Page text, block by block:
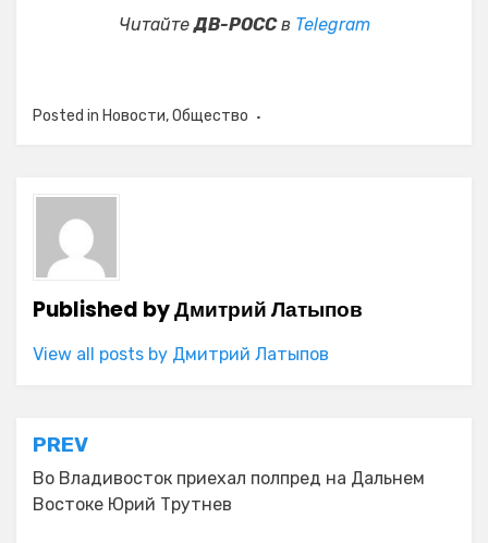
ЧитайтеДВ-РОССв Telegram
Posted in Новости,Общество
Published byДмитрий Латыпов
View all posts by Дмитрий Латыпов
Навигация
по
записям
PREV
Во Владивосток приехал полпред на Дальнем
Востоке Юрий Трутнев